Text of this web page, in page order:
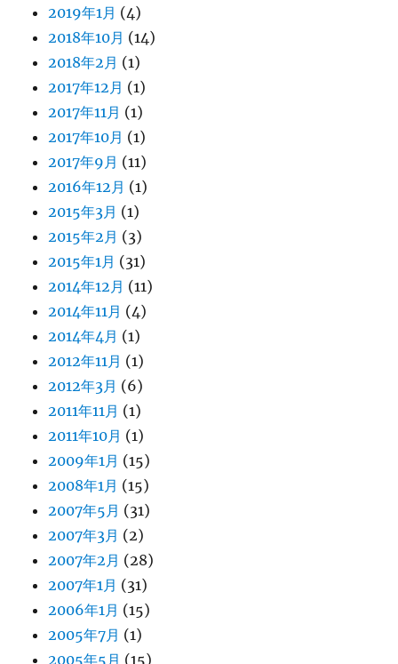
2019年1月 (4)
2018年10月 (14)
2018年2月 (1)
2017年12月 (1)
2017年11月 (1)
2017年10月 (1)
2017年9月 (11)
2016年12月 (1)
2015年3月 (1)
2015年2月 (3)
2015年1月 (31)
2014年12月 (11)
2014年11月 (4)
2014年4月 (1)
2012年11月 (1)
2012年3月 (6)
2011年11月 (1)
2011年10月 (1)
2009年1月 (15)
2008年1月 (15)
2007年5月 (31)
2007年3月 (2)
2007年2月 (28)
2007年1月 (31)
2006年1月 (15)
2005年7月 (1)
2005年5月 (15)